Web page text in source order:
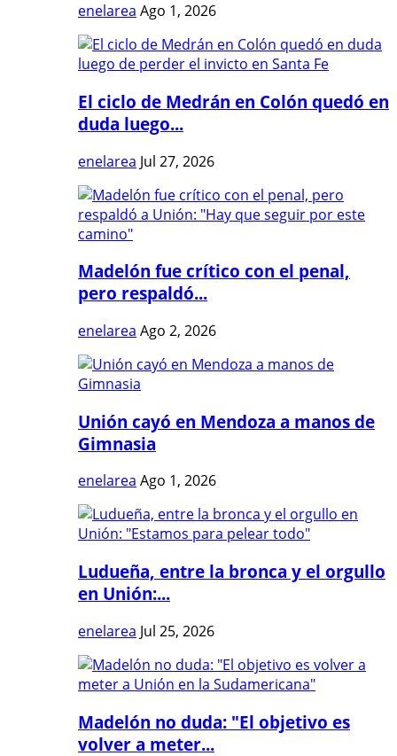
enelarea Ago 1, 2026
El ciclo de Medrán en Colón quedó en
duda luego...
enelarea Jul 27, 2026
Madelón fue crítico con el penal,
pero respaldó...
enelarea Ago 2, 2026
Unión cayó en Mendoza a manos de
Gimnasia
enelarea Ago 1, 2026
Ludueña, entre la bronca y el orgullo
en Unión:...
enelarea Jul 25, 2026
Madelón no duda: "El objetivo es
volver a meter...